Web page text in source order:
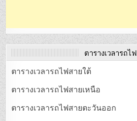
ตารางเวลารถไฟ
ตารางเวลารถไฟสายใต้
ตารางเวลารถไฟสายเหนือ
ตารางเวลารถไฟสายตะวันออก